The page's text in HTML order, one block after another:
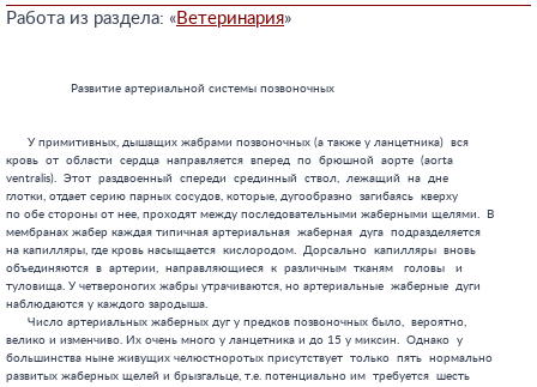
Работа из раздела: «Ветеринария»